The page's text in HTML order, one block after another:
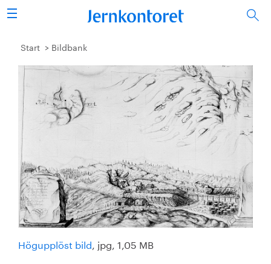
Sök
Stålindustrin
Vision 2050
Forskning/utbildning
Energi/miljö
Vi tycker
Publicerat
Bildbank
Start Bildbank
Högupplöst bild, jpg, 1,05 MB